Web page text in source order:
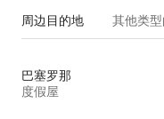
周边目的地 其他类
巴塞罗那
度假屋